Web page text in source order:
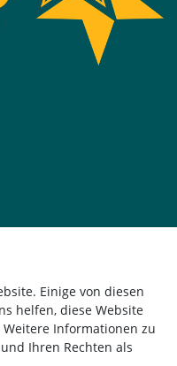
Einige von diesen
helfen, diese Website
Informationen zu
Ihren Rechten als